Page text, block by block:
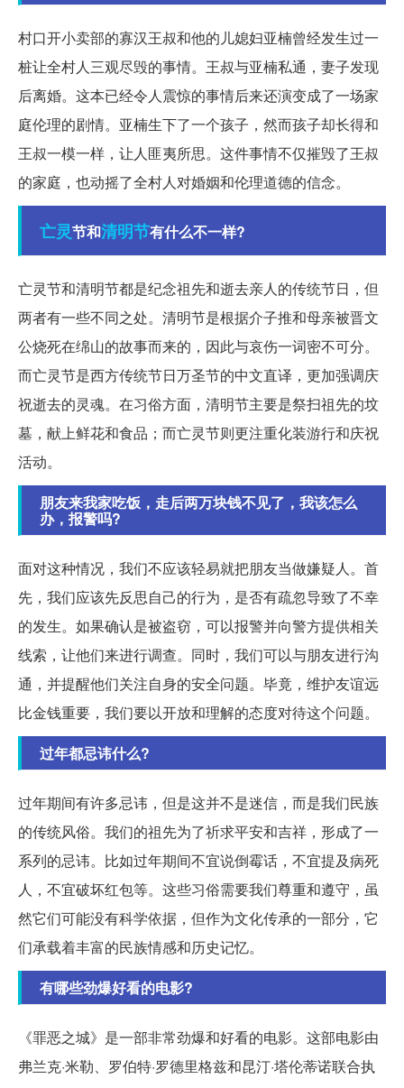
村口开小卖部的寡汉王叔和他的儿媳妇亚楠曾经发生过一
桩让全村人三观尽毁的事情。王叔与亚楠私通，妻子发现
后离婚。这本已经令人震惊的事情后来还演变成了一场家
庭伦理的剧情。亚楠生下了一个孩子，然而孩子却长得和
王叔一模一样，让人匪夷所思。这件事情不仅摧毁了王叔
的家庭，也动摇了全村人对婚姻和伦理道德的信念。
亡灵节和清明节有什么不一样?
亡灵节和清明节都是纪念祖先和逝去亲人的传统节日，但
两者有一些不同之处。清明节是根据介子推和母亲被晋文
公烧死在绵山的故事而来的，因此与哀伤一词密不可分。
而亡灵节是西方传统节日万圣节的中文直译，更加强调庆
祝逝去的灵魂。在习俗方面，清明节主要是祭扫祖先的坟
墓，献上鲜花和食品；而亡灵节则更注重化装游行和庆祝
活动。
朋友来我家吃饭，走后两万块钱不见了，我该怎么
办，报警吗?
面对这种情况，我们不应该轻易就把朋友当做嫌疑人。首
先，我们应该先反思自己的行为，是否有疏忽导致了不幸
的发生。如果确认是被盗窃，可以报警并向警方提供相关
线索，让他们来进行调查。同时，我们可以与朋友进行沟
通，并提醒他们关注自身的安全问题。毕竟，维护友谊远
比金钱重要，我们要以开放和理解的态度对待这个问题。
过年都忌讳什么?
过年期间有许多忌讳，但是这并不是迷信，而是我们民族
的传统风俗。我们的祖先为了祈求平安和吉祥，形成了一
系列的忌讳。比如过年期间不宜说倒霉话，不宜提及病死
人，不宜破坏红包等。这些习俗需要我们尊重和遵守，虽
然它们可能没有科学依据，但作为文化传承的一部分，它
们承载着丰富的民族情感和历史记忆。
有哪些劲爆好看的电影?
《罪恶之城》是一部非常劲爆和好看的电影。这部电影由
弗兰克·米勒、罗伯特·罗德里格兹和昆汀·塔伦蒂诺联合执